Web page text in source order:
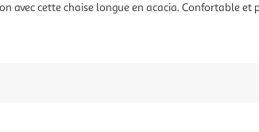
avec cette chaise longue en acacia. Confortable et